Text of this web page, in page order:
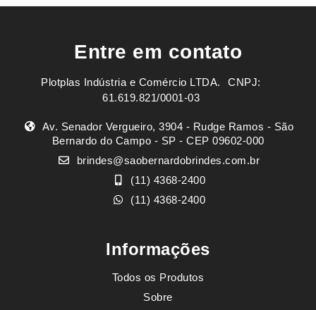
Entre em contato
Plotplas Indústria e Comércio LTDA. ㅤㅤㅤ CNPJ:
61.619.821/0001-03
Av. Senador Vergueiro, 3904 - Rudge Ramos - São
Bernardo do Campo - SP - CEP 09602-000
brindes@saobernardobrindes.com.br
(11) 4368-2400
(11) 4368-2400
Informações
Todos os Produtos
Sobre